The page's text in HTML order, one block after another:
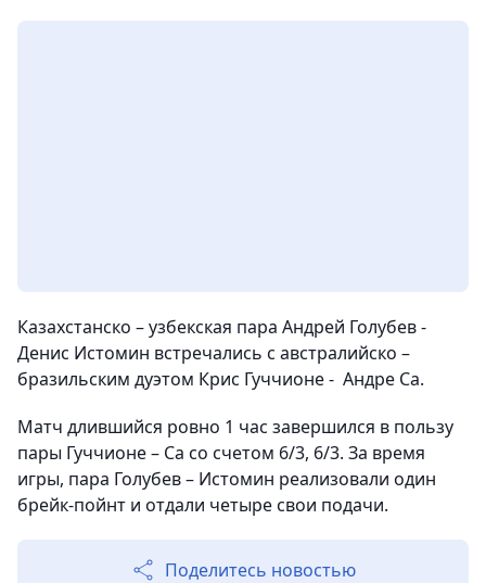
Казахстанско – узбекская пара Андрей Голубев -
Денис Истомин встречались с австралийско –
бразильским дуэтом Крис Гуччионе - Андре Са.
Матч длившийся ровно 1 час завершился в пользу
пары Гуччионе – Са со счетом 6/3, 6/3. За время
игры, пара Голубев – Истомин реализовали один
брейк-пойнт и отдали четыре свои подачи.
Поделитесь новостью